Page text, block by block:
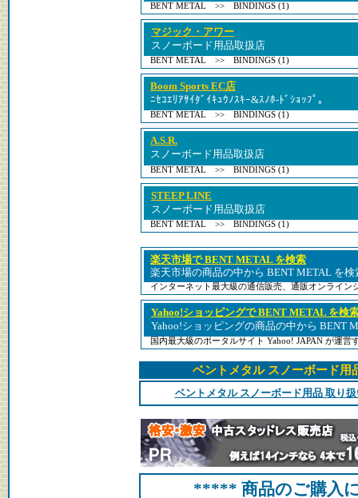
BENT METAL >> BINDINGS (1)
マジック・アワー
スノーボード用品取扱店
BENT METAL >> BINDINGS (1)
Boom Sports EC店
ﾆｾｺｴﾘｱｻｲﾀﾞｲｷｭｳﾉｽｷｰ&ｽﾉﾎ-ﾄﾞｼｮｯﾌﾟ｡
BENT METAL >> BINDINGS (1)
A.S.R.
スノーボード用品取扱店
BENT METAL >> BINDINGS (1)
STEEP LINE
スノーボード用品取扱店
BENT METAL >> BINDINGS (1)
楽天市場で BENT METAL を検索
楽天市場の商品の中から BENT METAL を検
インターネット最大級の通信販売、通販オンライン
Yahoo!ショッピングで BENT METAL を検
Yahoo!ショッピングの商品の中から BENT
国内最大級のポータルサイト Yahoo! JAPAN が運営
ベントメタル スノーボード用
ベントメタル スノーボード用品 取り
***** 商品のご購入